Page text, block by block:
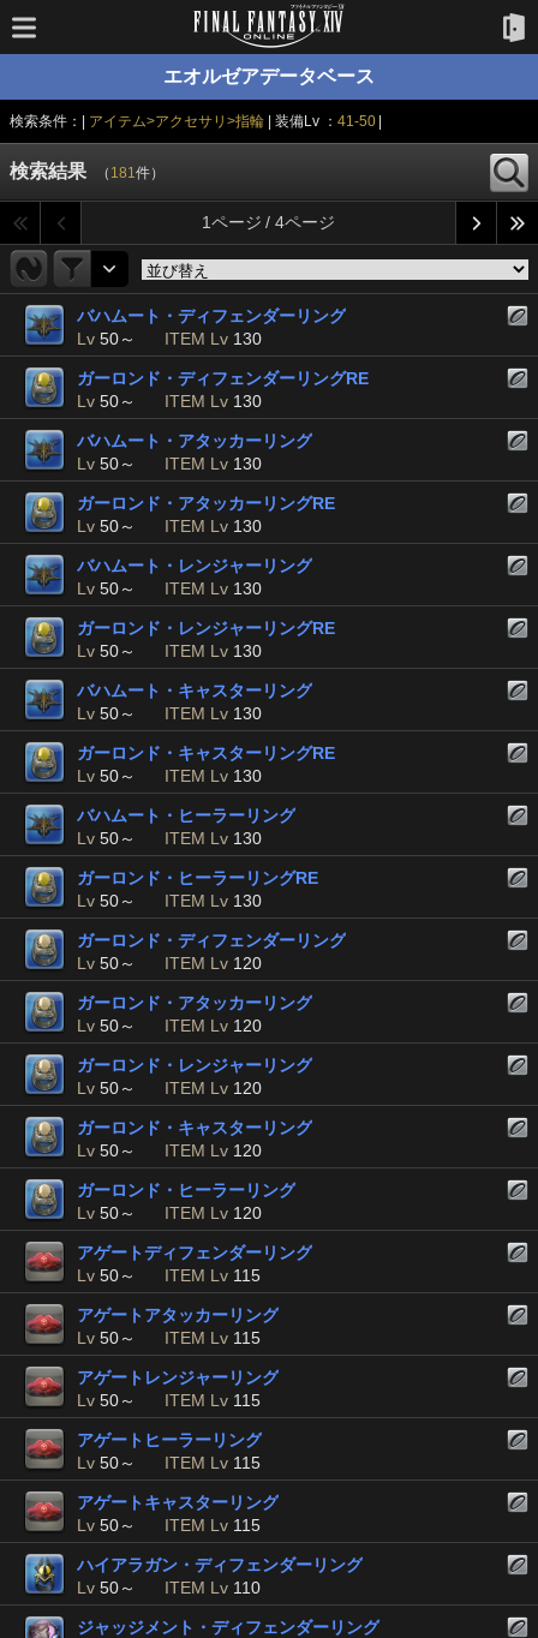
エオルゼアデータベース
検索条件：| アイテム>アクセサリ>指輪 | 装備Lv ： 41-50|
検索結果 （ 181件）
1ページ / 4ページ
バハムート・ディフェンダーリング
Lv 50～ ITEM Lv 130
ガーロンド・ディフェンダーリングRE
Lv 50～ ITEM Lv 130
バハムート・アタッカーリング
Lv 50～ ITEM Lv 130
ガーロンド・アタッカーリングRE
Lv 50～ ITEM Lv 130
バハムート・レンジャーリング
Lv 50～ ITEM Lv 130
ガーロンド・レンジャーリングRE
Lv 50～ ITEM Lv 130
バハムート・キャスターリング
Lv 50～ ITEM Lv 130
ガーロンド・キャスターリングRE
Lv 50～ ITEM Lv 130
バハムート・ヒーラーリング
Lv 50～ ITEM Lv 130
ガーロンド・ヒーラーリングRE
Lv 50～ ITEM Lv 130
ガーロンド・ディフェンダーリング
Lv 50～ ITEM Lv 120
ガーロンド・アタッカーリング
Lv 50～ ITEM Lv 120
ガーロンド・レンジャーリング
Lv 50～ ITEM Lv 120
ガーロンド・キャスターリング
Lv 50～ ITEM Lv 120
ガーロンド・ヒーラーリング
Lv 50～ ITEM Lv 120
アゲートディフェンダーリング
Lv 50～ ITEM Lv 115
アゲートアタッカーリング
Lv 50～ ITEM Lv 115
アゲートレンジャーリング
Lv 50～ ITEM Lv 115
アゲートヒーラーリング
Lv 50～ ITEM Lv 115
アゲートキャスターリング
Lv 50～ ITEM Lv 115
ハイアラガン・ディフェンダーリング
Lv 50～ ITEM Lv 110
ジャッジメント・ディフェンダーリング